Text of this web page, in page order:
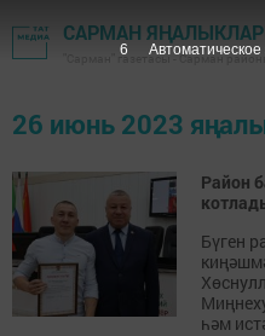
САРМАН
"Сарман" газетасы - Сарман
26 июнь 2023
Район
Бүген
һәм
6